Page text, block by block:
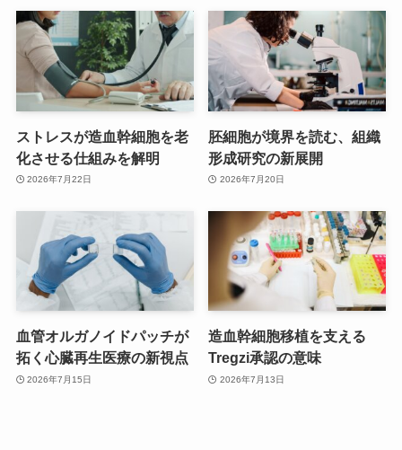
ストレスが造血幹細胞を老
化させる仕組みを解明
2026年7月22日
胚細胞が境界を読む、組織
形成研究の新展開
2026年7月20日
血管オルガノイドパッチが
拓く心臓再生医療の新視点
2026年7月15日
造血幹細胞移植を支える
Tregzi承認の意味
2026年7月13日